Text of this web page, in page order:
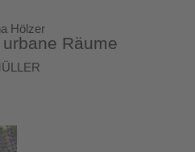
Hölzer
Räume